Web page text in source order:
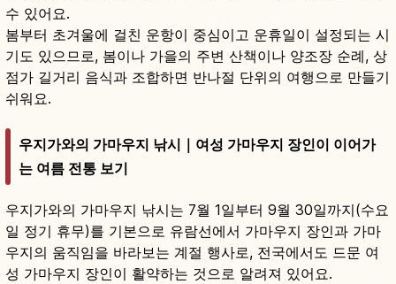
수 있어요.
봄부터 초겨울에 걸친 운항이 중심이고 운휴일이 설정되는 시
기도 있으므로, 봄이나 가을의 주변 산책이나 양조장 순례, 상
점가 길거리 음식과 조합하면 반나절 단위의 여행으로 만들기
쉬워요.
우지가와의 가마우지 낚시｜여성 가마우지 장인이 이어가
는 여름 전통 보기
우지가와의 가마우지 낚시는 7월 1일부터 9월 30일까지(수요
일 정기 휴무)를 기본으로 유람선에서 가마우지 장인과 가마
우지의 움직임을 바라보는 계절 행사로, 전국에서도 드문 여
성 가마우지 장인이 활약하는 것으로 알려져 있어요.